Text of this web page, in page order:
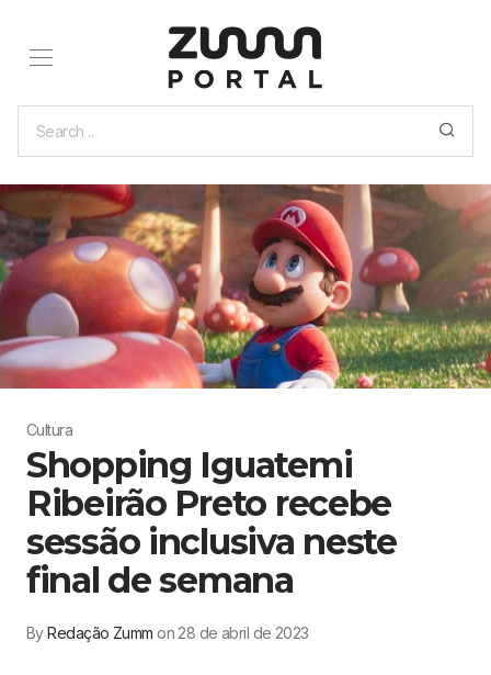
Cultura
Shopping Iguatemi
Ribeirão Preto recebe
sessão inclusiva neste
final de semana
ByRedação Zumm on 28 de abril de 2023